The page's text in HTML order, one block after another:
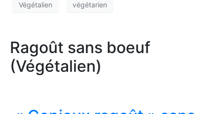
Végétalien végétarien
Ragoût sans boeuf
(Végétalien)